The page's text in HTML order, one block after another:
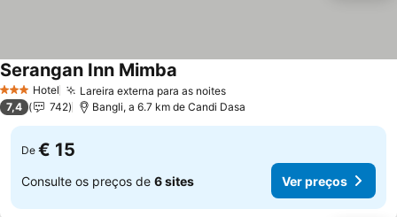
3 EstrelasHotel Lareira externa para as noites
Serangan Inn Mimba
7,4 742 Bangli, a 6.7 km de Candi Dasa
De € 15
Consulte os preços de 6 sites Ver preços